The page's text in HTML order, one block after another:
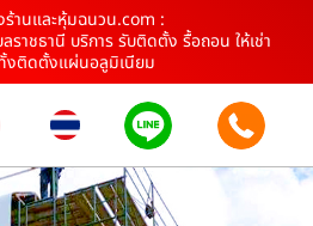
านและหุ้มฉนวน.com :
าชธานี บริการ รับติดตั้ง รื้อถอน ให้เช่า
งติดตั้งแผ่นอลูมิเนียม